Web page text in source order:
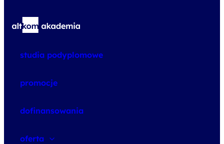
studia podyplomowe
promocje
dofinansowania
oferta